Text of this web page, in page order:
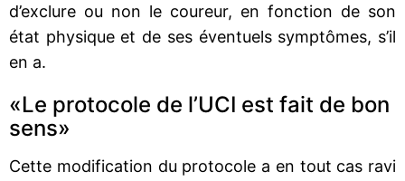
d’exclure ou non le coureur, en fonction de son
état physique et de ses éventuels symptômes, s’il
en a.
«Le protocole de l’UCI est fait de bon
sens»
Cette modification du protocole a en tout cas ravi